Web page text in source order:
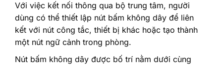
Với việc kết nối thông qua bộ trung tâm, người
dùng có thể thiết lập nút bấm không dây để liên
kết với nút công tắc, thiết bị khác hoặc tạo thành
một nút ngữ cảnh trong phòng.
Nút bấm không dây được bố trí nằm dưới cùng